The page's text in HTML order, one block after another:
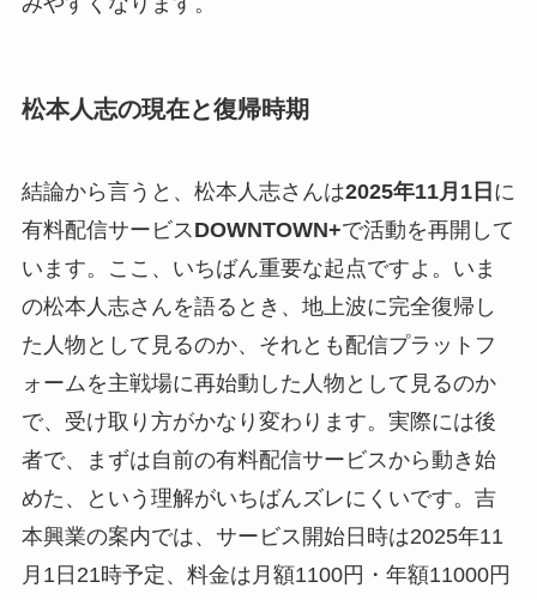
松本人志の現在と復帰時期
結論から言うと、松本人志さんは2025年11月1日 に
有料配信サービスDOWNTOWN+で活動を再開して
います。ここ、いちばん重要な起点ですよ。いま
の松本人志さんを語るとき、地上波に完全復帰し
た人物として見るのか、それとも配信プラットフ
ォームを主戦場に再始動した人物として見るのか
で、受け取り方がかなり変わります。実際には後
者で、まずは自前の有料配信サービスから動き始
めた、という理解がいちばんズレにくいです。吉
本興業の案内では、サービス開始日時は2025年11
月1日21時予定、料金は月額1100円・年額11000円